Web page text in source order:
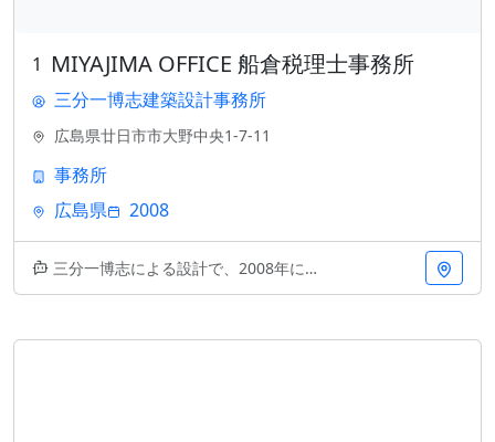
1 MIYAJIMA OFFICE 船倉税理士事務所
三分一博志建築設計事務所
広島県廿日市市大野中央1-7-11
事務所
広島県
2008
三分一博志による設計で、2008年に竣工したMIYAJIMA OFFICE。廿日市市の宮島地域に立つこの事務所建築は、地